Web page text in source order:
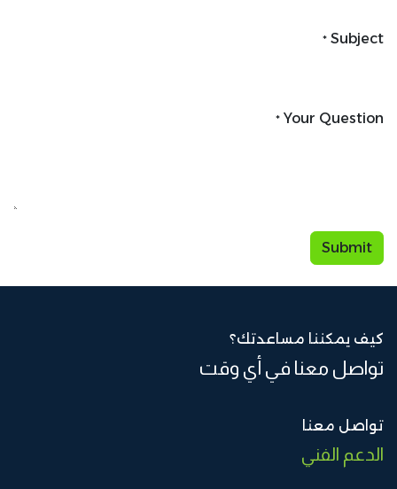
Subject
*
Your Question
*
Submit
كيف يمكننا مساعدتك؟
تواصل معنا في أي وقت
تواصل معنا
الدعم الفني